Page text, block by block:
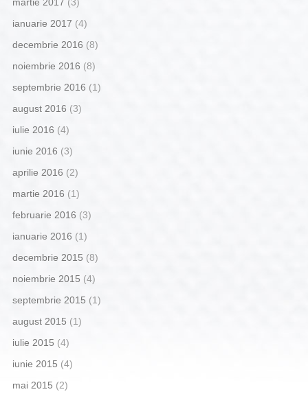
ianuarie 2017 (4)
decembrie 2016 (8)
noiembrie 2016 (8)
septembrie 2016 (1)
august 2016 (3)
iulie 2016 (4)
iunie 2016 (3)
aprilie 2016 (2)
martie 2016 (1)
februarie 2016 (3)
ianuarie 2016 (1)
decembrie 2015 (8)
noiembrie 2015 (4)
septembrie 2015 (1)
august 2015 (1)
iulie 2015 (4)
iunie 2015 (4)
mai 2015 (2)